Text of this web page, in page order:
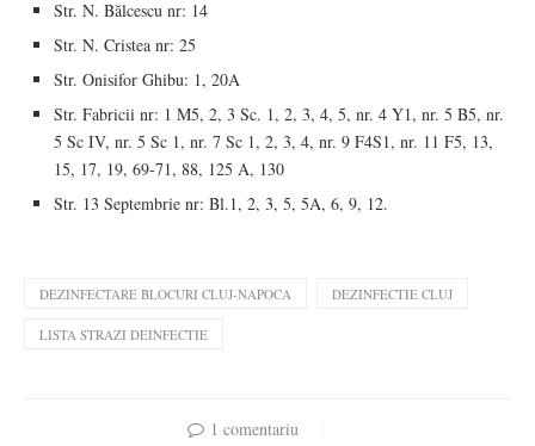
Str. N. Bălcescu nr: 14
Str. N. Cristea nr: 25
Str. Onisifor Ghibu: 1, 20A
Str. Fabricii nr: 1 M5, 2, 3 Sc. 1, 2, 3, 4, 5, nr. 4 Y1, nr. 5 B5, nr.
5 Sc IV, nr. 5 Sc 1, nr. 7 Sc 1, 2, 3, 4, nr. 9 F4S1, nr. 11 F5, 13,
15, 17, 19, 69-71, 88, 125 A, 130
Str. 13 Septembrie nr: Bl.1, 2, 3, 5, 5A, 6, 9, 12.
DEZINFECTARE BLOCURI CLUJ-NAPOCA DEZINFECTIE CLUJ
LISTA STRAZI DEINFECTIE
1 comentariu